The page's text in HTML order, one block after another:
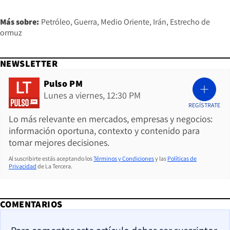
Más sobre: Petróleo Guerra Medio Oriente Irán Estrecho de
ormuz
NEWSLETTER
Pulso PM
Lunes a viernes, 12:30 PM
Lo más relevante en mercados, empresas y negocios:
información oportuna, contexto y contenido para
tomar mejores decisiones.
REGÍSTRATE
Al suscribirte estás aceptando losTérminos y Condicionesy las Políticas de
Privacidad de La Tercera.
COMENTARIOS